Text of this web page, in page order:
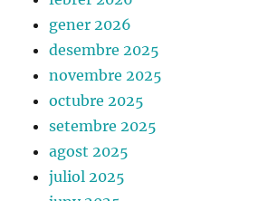
gener 2026
desembre 2025
novembre 2025
octubre 2025
setembre 2025
agost 2025
juliol 2025